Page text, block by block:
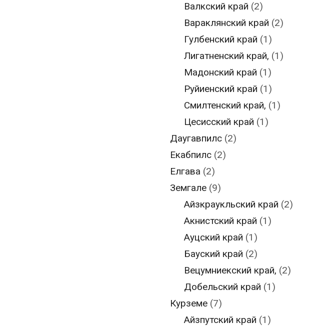
Валкский край (2)
Вараклянский край (2)
Гулбенский край (1)
Лигатненский край, (1)
Мадонский край (1)
Руйиенский край (1)
Смилтенский край, (1)
Цесисский край (1)
Даугавпилс(2)
Екабпилс(2)
Елгава (2)
Земгале(9)
Айзкраукльский край (2)
Акнистский край (1)
Ауцский край (1)
Бауский край (2)
Вецумниекский край, (2)
Добельский край (1)
Курземе(7)
Айзпутский край (1)